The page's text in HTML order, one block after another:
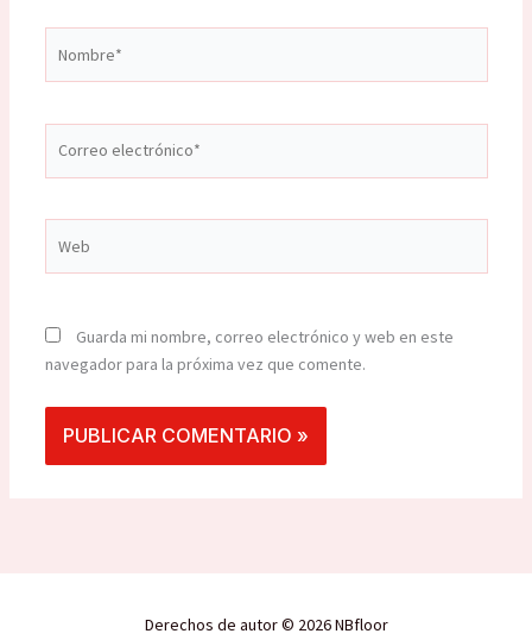
electrónico*
Guarda mi nombre, correo electrónico y web en este
navegador para la próxima vez que comente.
Derechos de autor © 2026 NBfloor